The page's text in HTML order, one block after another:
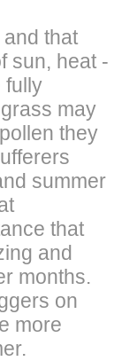
that
sun, heat -
fully
may
they
summer
that
and
months.
on
more